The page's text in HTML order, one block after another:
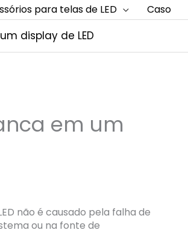
para telas de LED Caso
display de LED
em um
não é causado pela falha de
ou na fonte de